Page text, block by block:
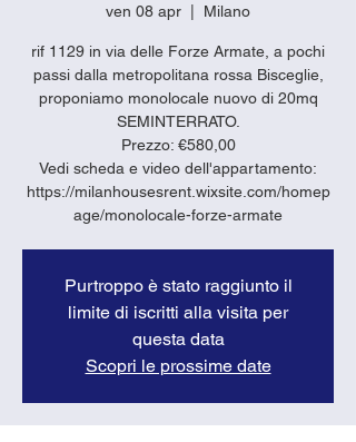
ven 08 apr Milano
rif 1129 in via delle Forze Armate, a pochi
passi dalla metropolitana rossa Bisceglie,
proponiamo monolocale nuovo di 20mq
SEMINTERRATO.
Prezzo: €580,00
Vedi scheda e video dell'appartamento:
https://milanhousesrent.wixsite.com/homep
age/monolocale-forze-armate
Purtroppo è stato raggiunto il
limite di iscritti alla visita per
questa data
Scopri le prossime date